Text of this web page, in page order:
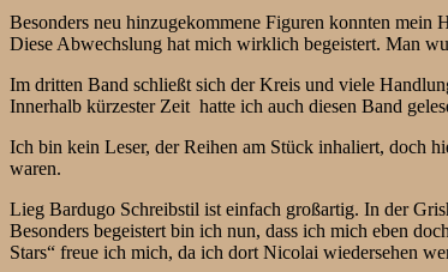
Besonders neu hinzugekommene Figuren konnten
Diese Abwechslung hat mich wirklich begeistert. Man
Im dritten Band schließt sich der Kreis und viele
Innerhalb kürzester Zeit hatte ich auch diesen Band
Ich bin kein Leser, der Reihen am Stück inhaliert, doch
waren.
Lieg Bardugo Schreibstil ist einfach großartig. In der
Besonders begeistert bin ich nun, dass ich mich eben
Stars“ freue ich mich, da ich dort Nicolai wiedersehen